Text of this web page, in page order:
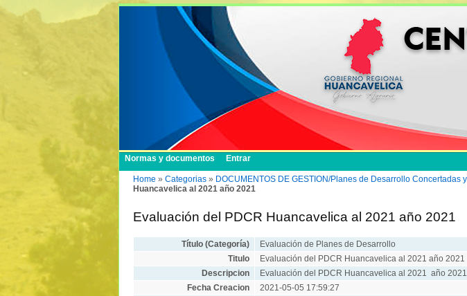
Normas y documentos Entrar
Home » Categorias » DOCUMENTOS DE GESTION/Planes de Desarrollo
Huancavelica al 2021 año 2021
Evaluación del PDCR Huancavelica al 2021 año 2021
Título (Categoría)
Evaluación de Planes de Desarrollo
Titulo
Evaluación del PDCR Huancavelica al 2021 año 2021
Descripcion
Evaluación del PDCR Huancavelica al 2021 año 2021
Fecha Creacion
2021-05-05 17:59:27